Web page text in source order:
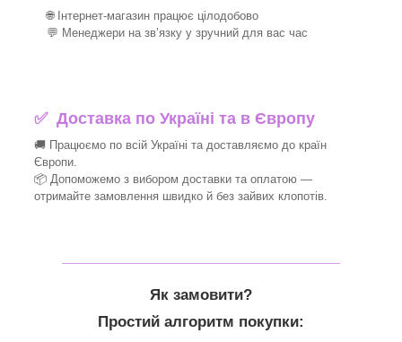
🌐 Інтернет-магазин працює цілодобово
💬 Менеджери на зв’язку у зручний для вас час
✅Доставка по Україні та в Європу
🚚 Працюємо по всій Україні та доставляємо до країн
Європи.
📦 Допоможемо з вибором доставки та оплатою —
отримайте замовлення швидко й без зайвих клопотів.
Як замовити?
Простий алгоритм покупки: